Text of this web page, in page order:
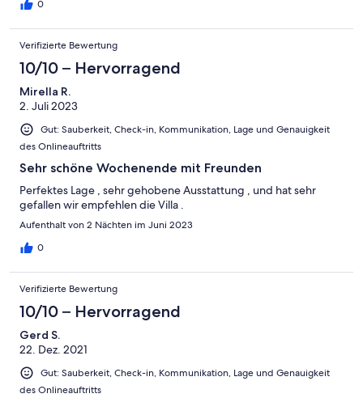
0
Verifizierte Bewertung
10/10 – Hervorragend
Mirella R.
2. Juli 2023
Gut: Sauberkeit, Check-in, Kommunikation, Lage und Genauigkeit
des Onlineauftritts
Sehr schöne Wochenende mit Freunden
Perfektes Lage , sehr gehobene Ausstattung , und hat sehr
gefallen wir empfehlen die Villa .
Aufenthalt von 2 Nächten im Juni 2023
0
Verifizierte Bewertung
10/10 – Hervorragend
Gerd S.
22. Dez. 2021
Gut: Sauberkeit, Check-in, Kommunikation, Lage und Genauigkeit
des Onlineauftritts